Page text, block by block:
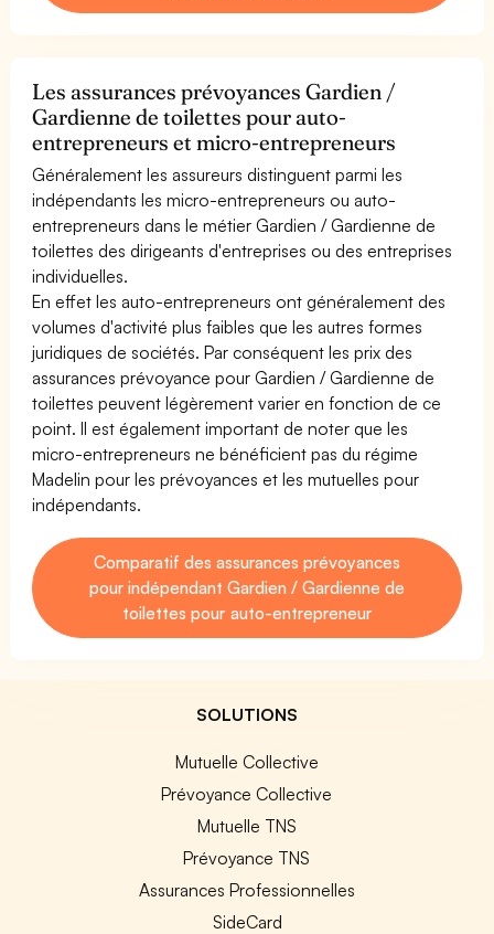
Les assurances prévoyances Gardien /
Gardienne de toilettes pour auto-
entrepreneurs et micro-entrepreneurs
Généralement les assureurs distinguent parmi les
indépendants les micro-entrepreneurs ou auto-
entrepreneurs dans le métier Gardien / Gardienne de
toilettes des dirigeants d'entreprises ou des entreprises
individuelles.
En effet les auto-entrepreneurs ont généralement des
volumes d'activité plus faibles que les autres formes
juridiques de sociétés. Par conséquent les prix des
assurances prévoyance pour Gardien / Gardienne de
toilettes peuvent légèrement varier en fonction de ce
point. Il est également important de noter que les
micro-entrepreneurs ne bénéficient pas du régime
Madelin pour les prévoyances et les mutuelles pour
indépendants.
Comparatif des assurances prévoyances
pour indépendant Gardien / Gardienne de
toilettes pour auto-entrepreneur
SOLUTIONS
Mutuelle Collective
Prévoyance Collective
Mutuelle TNS
Prévoyance TNS
Assurances Professionnelles
SideCard